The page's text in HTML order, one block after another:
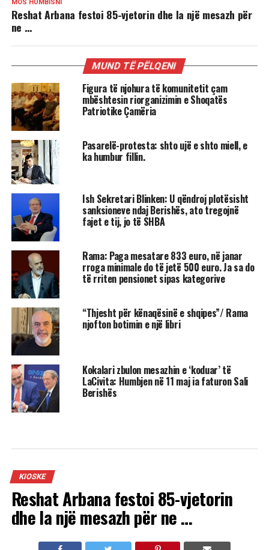
MOS HUMBISNI
Reshat Arbana festoi 85-vjetorin dhe la një mesazh për
ne …
MUND TË PËLQENI
Figura të njohura të komunitetit çam
mbështesin riorganizimin e Shoqatës
Patriotike Çamëria
Pasarelë-protesta: shto ujë e shto miell, e
ka humbur fillin.
Ish Sekretari Blinken: U qëndroj plotësisht
sanksioneve ndaj Berishës, ato tregojnë
fajet e tij, jo të SHBA
Rama: Paga mesatare 833 euro, në janar
rroga minimale do të jetë 500 euro. Ja sa do
të rriten pensionet sipas kategorive
“Thjesht për kënaqësinë e shqipes”/ Rama
njofton botimin e një libri
Kokalari zbulon mesazhin e ‘koduar’ të
LaCivita: Humbjen në 11 maj ia faturon Sali
Berishës
KIOSKE
Reshat Arbana festoi 85-vjetorin
dhe la një mesazh për ne …